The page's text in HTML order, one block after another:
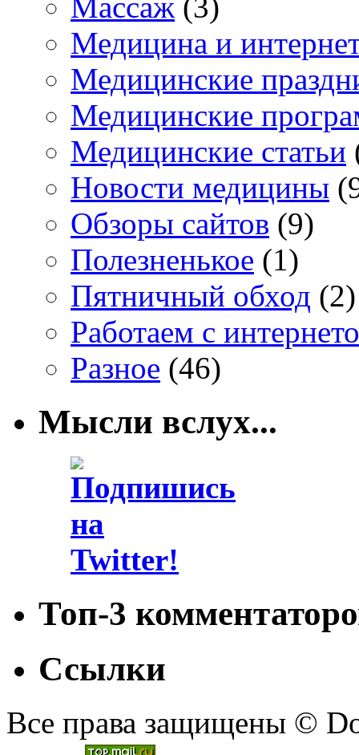
Медицина и
Медицинские
Медицинские
Медицинские статьи
Новости медицины
Обзоры сайтов (9)
Полезненькое (1)
Пятничный обход (2)
Работаем с
Разное (46)
Мысли вслух...
Топ-3
Ссылки
Все права защищены ©